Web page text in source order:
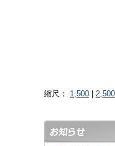
縮尺： 1,500 2,500